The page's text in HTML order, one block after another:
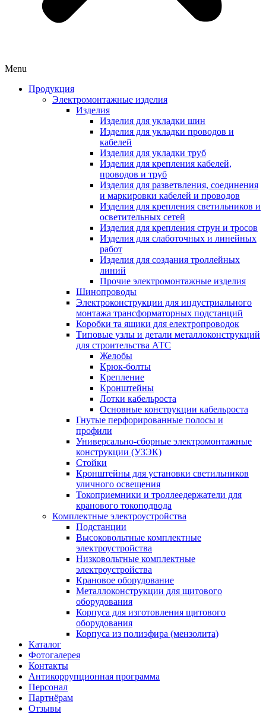
Menu
Продукция
Электромонтажные изделия
Изделия
Изделия для укладки шин
Изделия для укладки проводов и
кабелей
Изделия для укладки труб
Изделия для крепления кабелей,
проводов и труб
Изделия для разветвления, соединения
и маркировки кабелей и проводов
Изделия для крепления светильников и
осветительных сетей
Изделия для крепления струн и тросов
Изделия для слаботочных и линейных
работ
Изделия для создания троллейных
линий
Прочие электромонтажные изделия
Шинопроводы
Электроконструкции для индустриального
монтажа трансформаторных подстанций
Коробки та ящики для електропроводок
Типовые узлы и детали металлоконструкций
для строительства АТС
Желобы
Крюк-болты
Крепление
Кронштейны
Лотки кабельроста
Основные конструкции кабельроста
Гнутые перфорированные полосы и
профили
Универсально-сборные электромонтажные
конструкции (УЗЭК)
Стойки
Кронштейны для установки светильников
уличного освещения
Токоприемники и троллеедержатели для
кранового токоподвода
Комплектные электроустройства
Подстанции
Высоковольтные комплектные
электроустройства
Низковольтные комплектные
электроустройства
Крановое оборудование
Металлоконструкции для щитового
оборудования
Корпуса для изготовления щитового
оборудования
Корпуса из полиэфира (мензолита)
Каталог
Фотогалерея
Контакты
Антикоррупционная программа
Персонал
Партнёрам
Отзывы